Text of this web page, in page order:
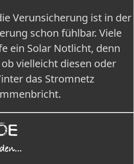
Verunsicherung ist in der
schon fühlbar. Viele
ein Solar Notlicht, denn
vielleicht diesen oder
das Stromnetz